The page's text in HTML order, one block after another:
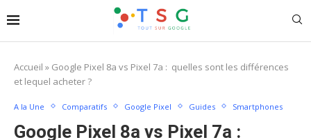
Accueil » Google Pixel 8a vs Pixel 7a : quelles sont les différences
et lequel acheter ?
A la Une Comparatifs Google Pixel Guides Smartphones
Google Pixel 8a vs Pixel 7a :